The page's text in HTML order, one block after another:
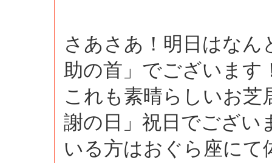
さあさあ！明日はなん
助の首」でございます
これも素晴らしいお芝
謝の日」祝日でござい
いる方はおぐら座にて